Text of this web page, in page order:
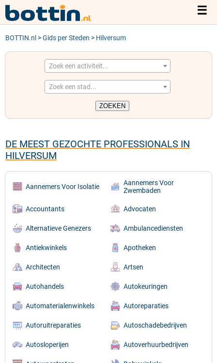
☰
TELEFOONGIDS
ACTIVITEITEN
BOTTIN.nl >Gids per Steden > Hilversum
Zoek een activiteit...
Zoek een stad...
DE MEEST GEZOCHTE PROFESSIONALS IN
HILVERSUM
Aannemers Voor Isolatie
Aannemers Voor
Zwembaden
Accountants Advocaten
Alternatieve Genezers Ambulancediensten
Antiekwinkels Apotheken
Architecten Artsen
Autohandels Autokeuringen
Automaterialenwinkels Autoreparaties
Autoruitreparaties Autoschadebedrijven
Autosloperijen Autoverhuurbedrijven